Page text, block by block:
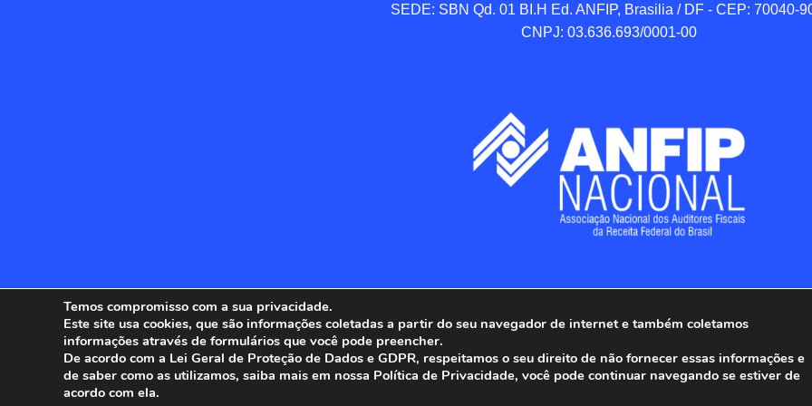
SEDE: SBN Qd. 01 BI.H Ed. ANFIP, Brasilia / DF - CEP: 70040-
CNPJ: 03.636.693/0001-00
ANFIP - Associação Nacional dos Auditores Fiscais da Receita Federal
Todos os Direitos Reservados.
Temos compromisso com a sua privacidade.
Este site usa cookies, que são informações coletadas a partir do seu navegador de internet e também coletamos
informações através de formulários que você pode preencher.
De acordo com a Lei Geral de Proteção de Dados e GDPR, respeitamos o seu direito de não fornecer essas informações e
de saber como as utilizamos, saiba mais em nossa Política de Privacidade, você pode continuar navegando se estiver de
acordo com ela.